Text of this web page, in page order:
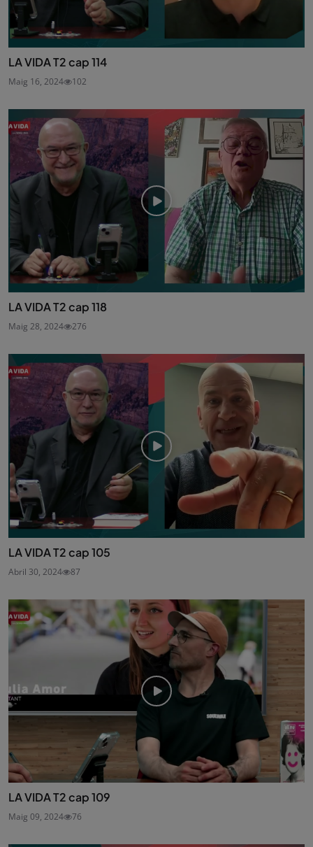
LA VIDA T2 cap 114
Maig 16, 2024 102
LA VIDA T2 cap 118
Maig 28, 2024 276
LA VIDA T2 cap 105
Abril 30, 2024 87
LA VIDA T2 cap 109
Maig 09, 2024 76